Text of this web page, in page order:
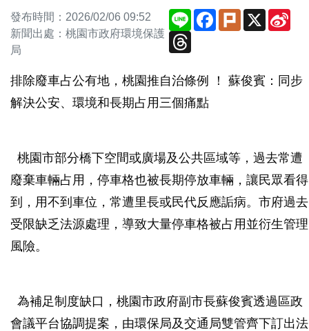
發布時間：2026/02/06 09:52
新聞出處：桃園市政府環境保護
局
Line Facebook
PlurkX
Threads
排除廢車占公有地，桃園推自治條例 ！ 蘇俊賓：同步
解決公安、環境和長期占用三個痛點
桃園市部分橋下空間或廣場及公共區域等，過去常遭
廢棄車輛占用，停車格也被長期停放車輛，讓民眾看得
到，用不到車位，常遭里長或民代反應詬病。市府過去
受限缺乏法源處理，導致大量停車格被占用並衍生管理
風險。
為補足制度缺口，桃園市政府副市長蘇俊賓透過區政
會議平台協調提案，由環保局及交通局雙管齊下訂出法